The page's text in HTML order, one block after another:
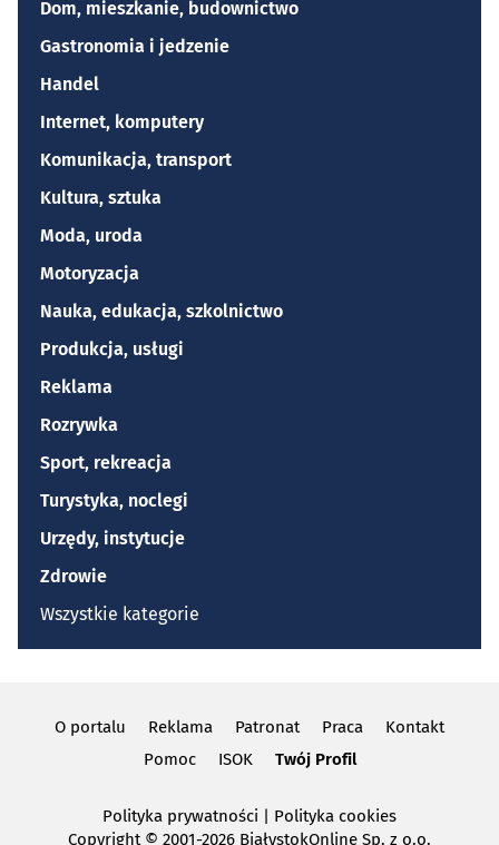
Dom, mieszkanie, budownictwo
Gastronomia i jedzenie
Handel
Internet, komputery
Komunikacja, transport
Kultura, sztuka
Moda, uroda
Motoryzacja
Nauka, edukacja, szkolnictwo
Produkcja, usługi
Reklama
Rozrywka
Sport, rekreacja
Turystyka, noclegi
Urzędy, instytucje
Zdrowie
Wszystkie kategorie
O portalu Reklama Patronat Praca
Kontakt
Pomoc
ISOK Twój Profil
Polityka prywatności | Polityka cookies
Copyright© 2001-2026 BiałystokOnline Sp. z o.o.